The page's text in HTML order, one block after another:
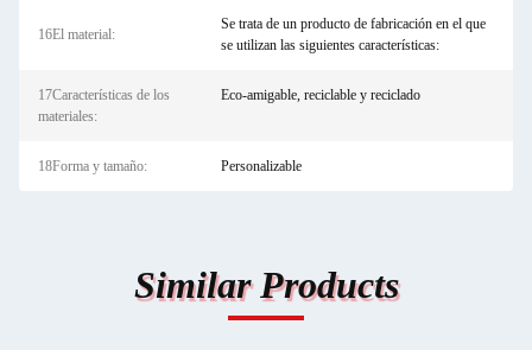
16El material:
Se trata de un producto de fabricación en el que
se utilizan las siguientes características:
17Características de los
materiales:
Eco-amigable, reciclable y reciclado
18Forma y tamaño: Personalizable
Similar Products